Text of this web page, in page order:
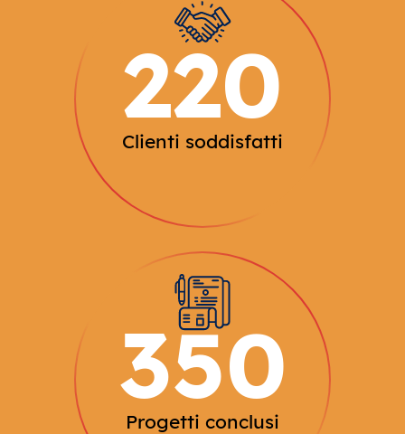
220
Clienti soddisfatti
350
Progetti conclusi